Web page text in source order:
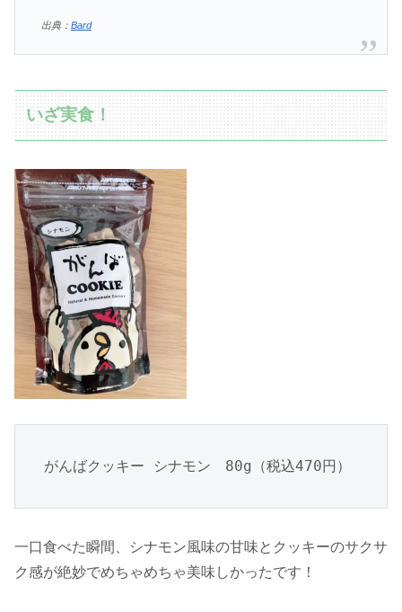
出典： Bard
いざ実食！
がんばクッキー シナモン　80g（税込470円）
一口食べた瞬間、シナモン風味の甘味とクッキーのサクサ
ク感が絶妙でめちゃめちゃ美味しかったです！